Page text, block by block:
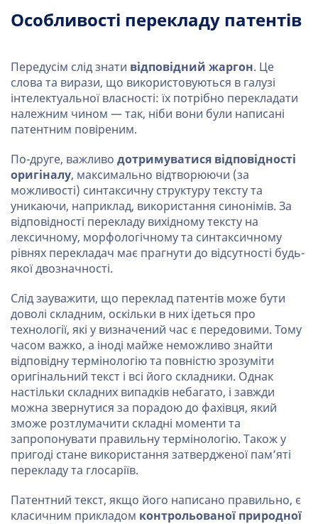
Особливості перекладу патентів
Передусім слід знати відповідний жаргон. Це
слова та вирази, що використовуються в галузі
інтелектуальної власності: їх потрібно перекладати
належним чином — так, ніби вони були написані
патентним повіреним.
По-друге, важливо дотримуватися відповідності
оригіналу, максимально відтворюючи (за
можливості) синтаксичну структуру тексту та
уникаючи, наприклад, використання синонімів. За
відповідності перекладу вихідному тексту на
лексичному, морфологічному та синтаксичному
рівнях перекладач має прагнути до відсутності будь-
якої двозначності.
Слід зауважити, що переклад патентів може бути
доволі складним, оскільки в них ідеться про
технології, які у визначений час є передовими. Тому
часом важко, а іноді майже неможливо знайти
відповідну термінологію та повністю зрозуміти
оригінальний текст і всі його складники. Однак
настільки складних випадків небагато, і завжди
можна звернутися за порадою до фахівця, який
зможе розтлумачити складні моменти та
запропонувати правильну термінологію. Також у
пригоді стане використання затвердженої пам’яті
перекладу та глосаріїв.
Патентний текст, якщо його написано правильно, є
класичним прикладом контрольованої природної